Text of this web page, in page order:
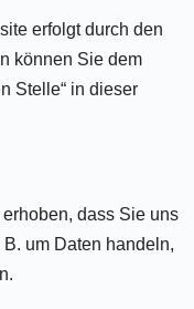
erfolgt durch den
können Sie dem
Stelle“ in dieser
dass Sie uns
um Daten handeln,